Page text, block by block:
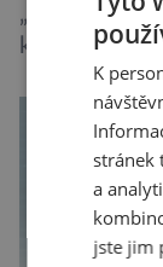
„mozkovou
krátkodobé
vyjádřit či
obtíže byly
nedostatku
stojí změny
Poporodní
K
stránek
a
jste jim